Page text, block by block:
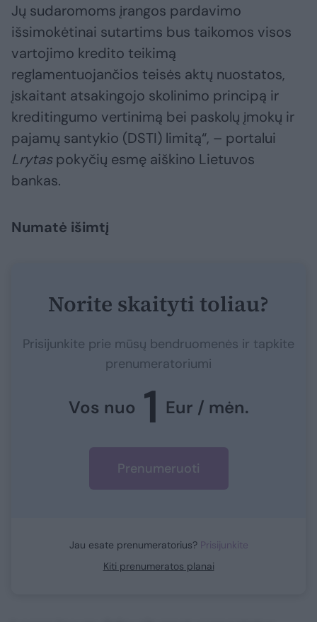
Jų sudaromoms įrangos pardavimo
išsimokėtinai sutartims bus taikomos visos
vartojimo kredito teikimą
reglamentuojančios teisės aktų nuostatos,
įskaitant atsakingojo skolinimo principą ir
kreditingumo vertinimą bei paskolų įmokų ir
pajamų santykio (DSTI) limitą“, – portalui
Lrytaspokyčių esmę aiškino Lietuvos
bankas.
Numatė išimtį
Norite skaityti toliau?
Prisijunkite prie mūsų bendruomenės ir tapkite
prenumeratoriumi
Vos nuo 1 Eur / mėn.
Prenumeruoti
Jau esate prenumeratorius? Prisijunkite
Kiti prenumeratos planai